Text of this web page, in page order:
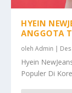
HYEIN
ANGGOTA
olehAdmin |
Hyein
Populer Di